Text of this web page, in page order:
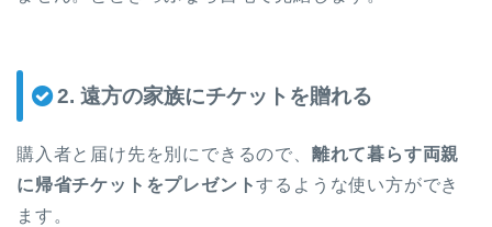
2. 遠方の家族にチケットを贈れる
購入者と届け先を別にできるので、 離れて暮らす両親
に帰省チケットをプレゼントするような使い方ができ
ます。